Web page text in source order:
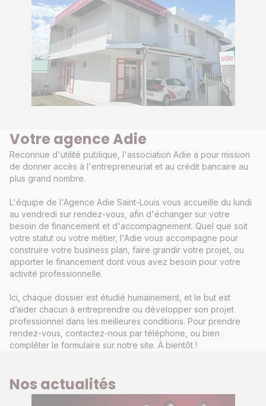
Votre agence Adie
Reconnue d'utilité publique, l'association Adie a pour mission
de donner accès à l'entrepreneuriat et au crédit bancaire au
plus grand nombre.
L'équipe de l'Agence Adie Saint-Louis vous accueille du lundi
au vendredi sur rendez-vous, afin d'échanger sur votre
besoin de financement et d'accompagnement. Quel que soit
votre statut ou votre métier, l'Adie vous accompagne pour
construire votre business plan, faire grandir votre projet, ou
apporter le financement dont vous avez besoin pour votre
activité professionnelle.
Ici, chaque dossier est étudié humainement, et le but est
d’aider chacun à entreprendre ou développer son projet
professionnel dans les meilleures conditions. Pour prendre
rendez-vous, contactez-nous par téléphone, ou bien
compléter le formulaire sur notre site. À bientôt !
Nos actualités